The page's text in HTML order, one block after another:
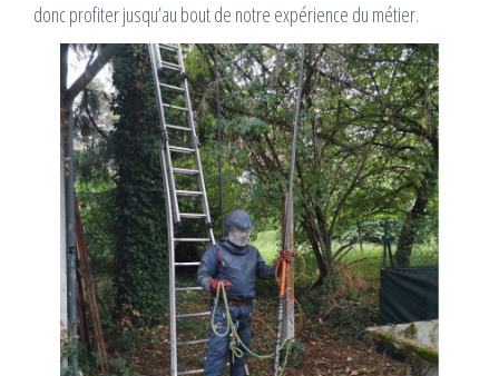
donc profiter jusqu’au bout de notre expérience du métier.